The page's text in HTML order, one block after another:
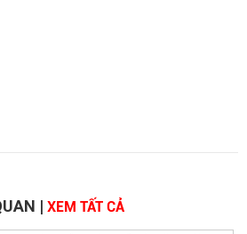
| XEM TẤT CẢ